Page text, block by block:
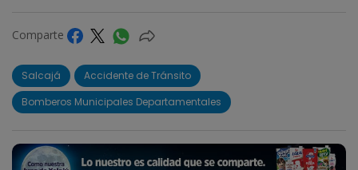
Comparte
Salcajá
Accidente de Tránsito
Bomberos Municipales Departamentales